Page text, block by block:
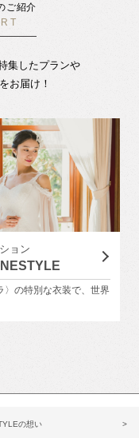
ご紹介
集したプランや
お届け！
ョン
〉の特別な衣装で、世界
の想い